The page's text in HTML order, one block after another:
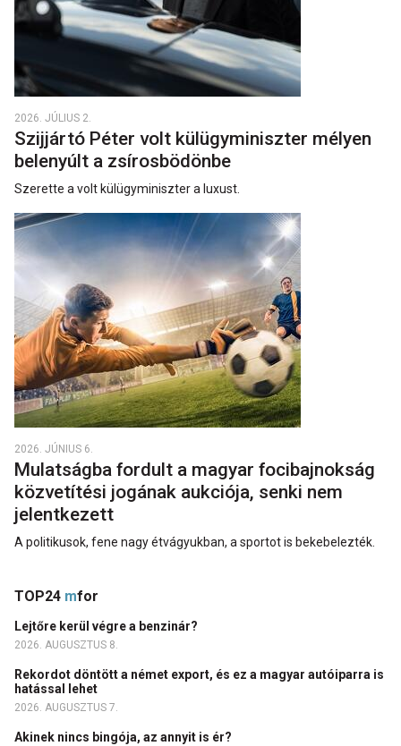
2026. JÚLIUS 2.
Szijjártó Péter volt külügyminiszter mélyen
belenyúlt a zsírosbödönbe
Szerette a volt külügyminiszter a luxust.
2026. JÚNIUS 6.
Mulatságba fordult a magyar focibajnokság
közvetítési jogának aukciója, senki nem
jelentkezett
A politikusok, fene nagy étvágyukban, a sportot is bekebelezték.
TOP24 mfor
Lejtőre kerül végre a benzinár?
2026. AUGUSZTUS 8.
Rekordot döntött a német export, és ez a magyar autóiparra is
hatással lehet
2026. AUGUSZTUS 7.
Akinek nincs bingója, az annyit is ér?